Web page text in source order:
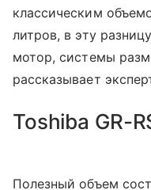
классическим
литров, в эту
мотор, системы
рассказывает
Toshiba GR-
Полезный объем